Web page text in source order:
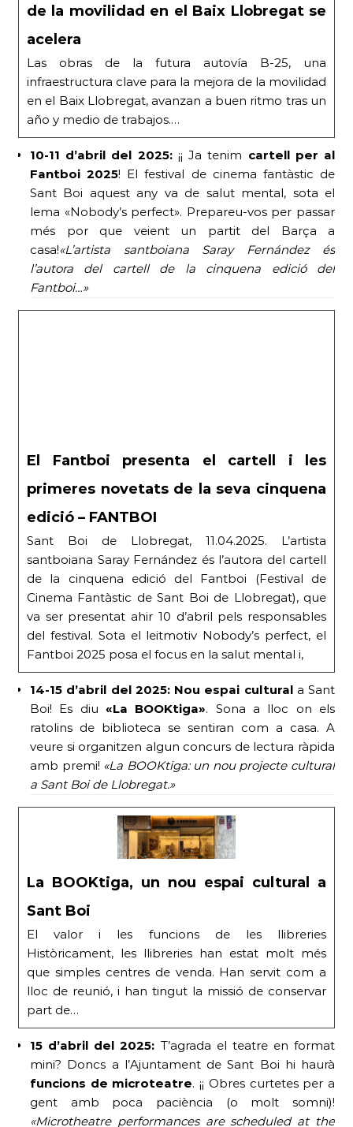
de la movilidad en el Baix Llobregat se
acelera
Las obras de la futura autovía B-25, una
infraestructura clave para la mejora de la movilidad
en el Baix Llobregat, avanzan a buen ritmo tras un
año y medio de trabajos.…
10-11 d’abril del 2025:¡¡ Ja tenim cartell per al
Fantboi 2025! El festival de cinema fantàstic de
Sant Boi aquest any va de salut mental, sota el
lema «Nobody’s perfect». Prepareu-vos per passar
més por que veient un partit del Barça a
casa!«L’artista santboiana Saray Fernández és
l’autora del cartell de la cinquena edició del
Fantboi…»
El Fantboi presenta el cartell i les
primeres novetats de la seva cinquena
edició – FANTBOI
Sant Boi de Llobregat, 11.04.2025. L’artista
santboiana Saray Fernández és l’autora del cartell
de la cinquena edició del Fantboi (Festival de
Cinema Fantàstic de Sant Boi de Llobregat), que
va ser presentat ahir 10 d’abril pels responsables
del festival. Sota el leitmotiv Nobody’s perfect, el
Fantboi 2025 posa el focus en la salut mental i,
14-15 d’abril del 2025: Nou espai culturala Sant
Boi! Es diu «La BOOKtiga». Sona a lloc on els
ratolins de biblioteca se sentiran com a casa. A
veure si organitzen algun concurs de lectura ràpida
amb premi! «La BOOKtiga: un nou projecte cultural
a Sant Boi de Llobregat.»
La BOOKtiga, un nou espai cultural a
Sant Boi
El valor i les funcions de les llibreries
Històricament, les llibreries han estat molt més
que simples centres de venda. Han servit com a
lloc de reunió, i han tingut la missió de conservar
part de…
15 d’abril del 2025: T’agrada el teatre en format
mini? Doncs a l’Ajuntament de Sant Boi hi haurà
funcions de microteatre. ¡¡ Obres curtetes per a
gent amb poca paciència (o molt somni)!
«Microtheatre performances are scheduled at the